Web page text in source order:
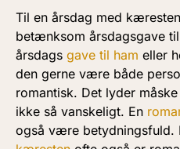
Til en årsdag med
betænksom årsdagsgave
årsdags gave til ham eller
den gerne være både
romantisk. Det lyder
ikke så vanskeligt. En
også være betydningsfuld.